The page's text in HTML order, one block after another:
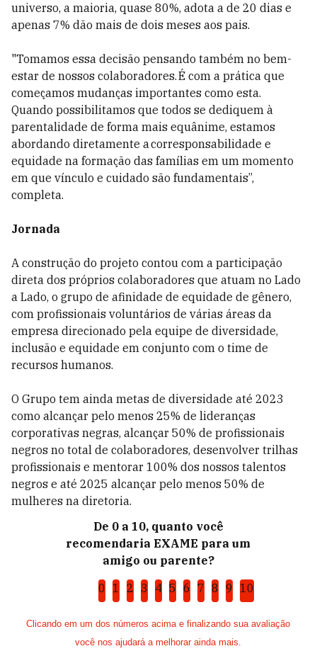
universo, a maioria, quase 80%, adota a de 20 dias e
apenas 7% dão mais de dois meses aos pais.
"Tomamos essa decisão pensando também no bem-
estar de nossos colaboradores. É com a prática que
começamos mudanças importantes como esta.
Quando possibilitamos que todos se dediquem à
parentalidade de forma mais equânime, estamos
abordando diretamente a corresponsabilidade e
equidade na formação das famílias em um momento
em que vínculo e cuidado são fundamentais”,
completa.
Jornada
A construção do projeto contou com a participação
direta dos próprios colaboradores que atuam no Lado
a Lado, o grupo de afinidade de equidade de gênero,
com profissionais voluntários de várias áreas da
empresa direcionado pela equipe de diversidade,
inclusão e equidade em conjunto com o time de
recursos humanos.
O Grupo tem ainda metas de diversidade até 2023
como alcançar pelo menos 25% de lideranças
corporativas negras, alcançar 50% de profissionais
negros no total de colaboradores, desenvolver trilhas
profissionais e mentorar 100% dos nossos talentos
negros e até 2025 alcançar pelo menos 50% de
mulheres na diretoria.
De 0 a 10, quanto você
recomendaria EXAME para um
amigo ou parente?
0 1 2 3 4 5 6 7 8 9 10
Clicando em um dos números acima e finalizando sua avaliação
você nos ajudará a melhorar ainda mais.